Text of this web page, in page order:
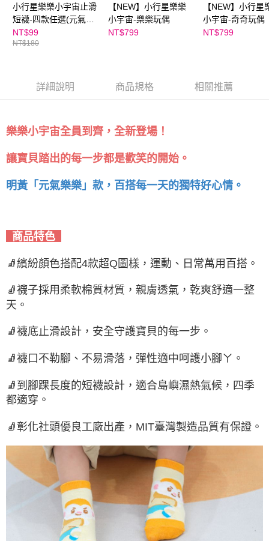
任。
４．使用「AFTEE先享後付」時，將依據個別帳號之用戶狀況，依本公司即
時審查核予不同之上限額度；若仍有額度不足之情形，本公司將視審查結果
請求用戶進行身份認證。
５．嚴禁一人註冊多個帳號或使用他人資訊註冊。若發現惡意使用之情形，
小行星樂樂小宇宙止滑
短襪-四款任選(元氣樂
樂款/活力心心款/機智
奇奇款/開朗康康款)👉
NT$99
NT$180
【NEW】小行星樂樂
小宇宙-樂樂玩偶
NT$799
【NEW】小行星
小宇宙-奇奇玩偶
NT$799
詳細說明 商品規格 相關推薦
樂樂小宇宙全員到齊，全新登場！
讓寶貝踏出的每一步都是歡笑的開始。
明黃「元氣樂樂」款 ，百搭每一天的獨特好心情。
商品特色
🧦繽紛顏色搭配4款超Q圖樣，運動、日常萬用百搭。
🧦襪子採用柔軟棉質材質，親膚透氣，乾爽舒適一整
天。
🧦襪底止滑設計，安全守護寶貝的每一步。
🧦襪口不勒腳、不易滑落，彈性適中呵護小腳ㄚ。
🧦到腳踝長度的短襪設計，適合島嶼濕熱氣候，四季
都適穿。
🧦彰化社頭優良工廠出產，MIT臺灣製造品質有保證。